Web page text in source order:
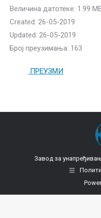
Величина датотеке: 1.99
Created: 26-05-2019
Updated: 26-05-2019
Број преузимања: 163
ПРЕУЗМИ
Завод за